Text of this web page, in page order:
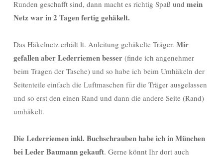
Runden geschafft sind, dann macht es richtig Spaß und mein
Netz war in 2 Tagen fertig gehäkelt.
Das Häkelnetz erhält lt. Anleitung gehäkelte Träger. Mir
gefallen aber Lederriemen besser (finde ich angenehmer
beim Tragen der Tasche) und so habe ich beim Umhäkeln der
Seitenteile einfach die Luftmaschen für die Träger ausgelassen
und so erst den einen Rand und dann die andere Seite (Rand)
umhäkelt.
Die Lederriemen inkl. Buchschrauben habe ich in München
bei Leder Baumann gekauft. Gerne könnt Ihr dort auch